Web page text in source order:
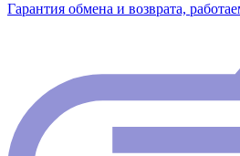
Гарантия обмена и возврата,